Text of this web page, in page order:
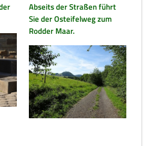
Abseits der Straßen führt
Sie der Osteifelweg zum
Rodder Maar.